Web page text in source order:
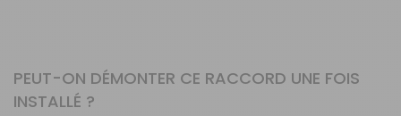
PEUT-ON DÉMONTER CE RACCORD UNE FOIS
INSTALLÉ ?